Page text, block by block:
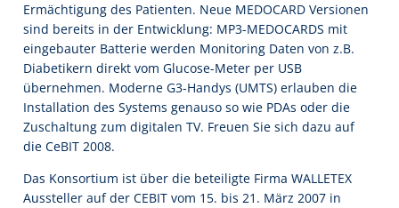
Ermächtigung des Patienten. Neue MEDOCARD Versionen
sind bereits in der Entwicklung: MP3-MEDOCARDS mit
eingebauter Batterie werden Monitoring Daten von z.B.
Diabetikern direkt vom Glucose-Meter per USB
übernehmen. Moderne G3-Handys (UMTS) erlauben die
Installation des Systems genauso so wie PDAs oder die
Zuschaltung zum digitalen TV. Freuen Sie sich dazu auf
die CeBIT 2008.
Das Konsortium ist über die beteiligte Firma WALLETEX
Aussteller auf der CEBIT vom 15. bis 21. März 2007 in